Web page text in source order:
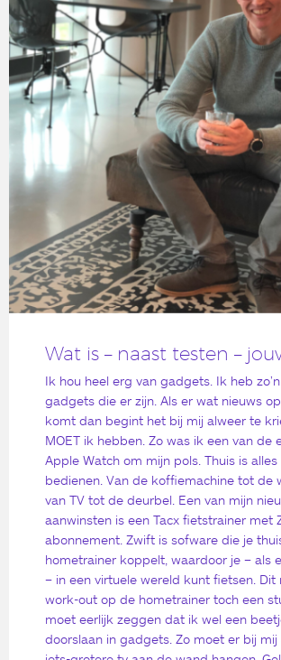
Wat is – naast testen –
Ik hou heel erg van gadgets. Ik heb
gadgets die er zijn. Als er wat nieuws
komt dan begint het bij mij alweer te
MOET ik hebben. Zo was ik een van de
Apple Watch om mijn pols. Thuis is
bedienen. Van de koffiemachine tot de
van TV tot de deurbel. Een van mijn
aanwinsten is een Tacx fietstrainer met
abonnement. Zwift is sofware die je
hometrainer koppelt, waardoor je – als
– in een virtuele wereld kunt fietsen.
work-out op de hometrainer toch een
moet eerlijk zeggen dat ik wel een
doorslaan in gadgets. Zo moet er bij